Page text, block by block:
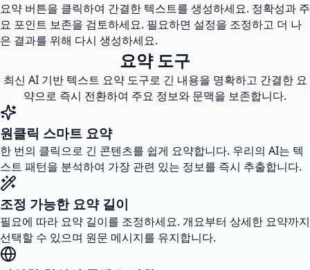
요약 버튼을 클릭하여 간결한 텍스트를 생성하세요. 정확성과 주
요 포인트 보존을 검토하세요. 필요하면 설정을 조정하고 더 나
은 결과를 위해 다시 생성하세요.
요약 도구
최신 AI 기반 텍스트 요약 도구로 긴 내용을 명확하고 간결한 요
약으로 즉시 전환하여 주요 정보와 문맥을 보존합니다.
원클릭 스마트 요약
한 번의 클릭으로 긴 콘텐츠를 쉽게 요약합니다. 우리의 AI는 텍
스트 패턴을 분석하여 가장 관련 있는 정보를 즉시 추출합니다.
조정 가능한 요약 길이
필요에 따라 요약 길이를 조정하세요. 개요부터 상세한 요약까지
선택할 수 있으며 원문 메시지를 유지합니다.